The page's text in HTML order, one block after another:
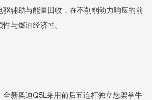
驱辅助与能量回收，在不削弱动力响应的前
与燃油经济性。
全新奥迪Q5L采用前后五连杆独立悬架掌牛